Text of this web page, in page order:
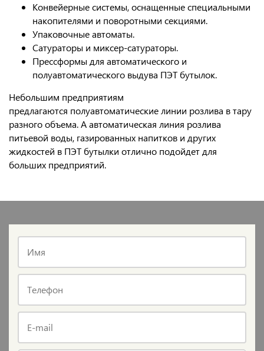
Конвейерные системы, оснащенные специальными
накопителями и поворотными секциями.
Упаковочные автоматы.
Сатураторы и миксер-сатураторы.
Прессформы для автоматического и
полуавтоматического выдува ПЭТ бутылок.
Небольшим предприятиям
предлагаются полуавтоматические линии розлива в тару
разного объема. А автоматическая линия розлива
питьевой воды, газированных напитков и других
жидкостей в ПЭТ бутылки отлично подойдет для
больших предприятий.
Имя
Телефон
E-mail